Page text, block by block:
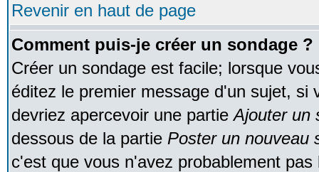
Revenir en haut de page
Comment puis-je créer un sondage ?
Créer un sondage est facile; lorsque
éditez le premier message d'un sujet, si
devriez apercevoir une partieAjouter un
dessous de la partie Poster un nouveau
c'est que vous n'avez probablement